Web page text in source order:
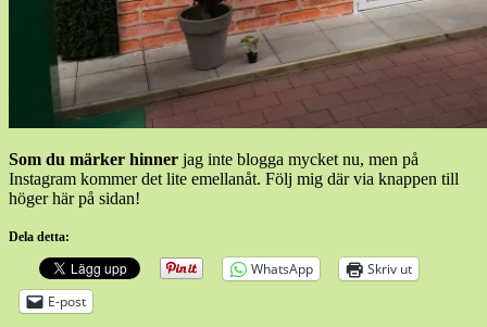
Som du märker hinner jag inte blogga mycket nu, men på
Instagram kommer det lite emellanåt. Följ mig där via knappen till
höger här på sidan!
Dela detta:
WhatsApp
Skriv ut
E-post